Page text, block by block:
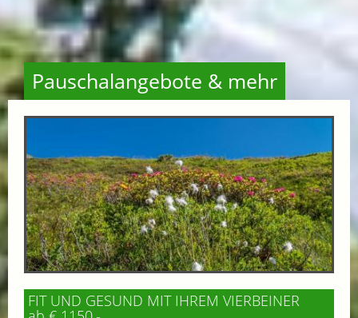
Pauschalangebote & mehr
FIT UND GESUND MIT IHREM VIERBEINER